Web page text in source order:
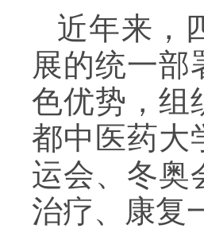
近年来，
展的统一部
色优势，组
都中医药大
运会、冬奥
治疗、康复